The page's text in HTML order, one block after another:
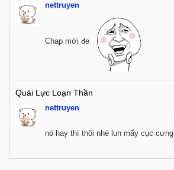
nettruyen
Chap mới đe
Quái Lực Loạn Thần
nettruyen
nó hay thì thôi nhé lun mấy cục cưng